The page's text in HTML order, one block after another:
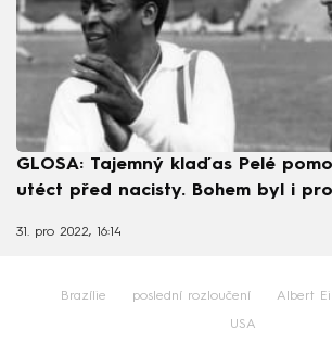
GLOSA: Tajemný klaďas Pelé
utéct před nacisty. Bohem byl i
31. pro 2022, 16:14
Brazílie poslední rozloučení Albert
USA